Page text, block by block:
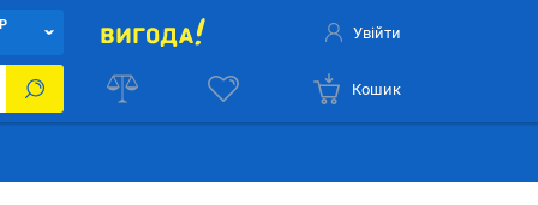
Увійти
Кошик